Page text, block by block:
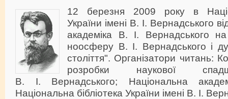
12 березня 2009 року в
України імені В. І. Вернадського
академіка В. І. Вернадського
ноосферу В. І. Вернадського і
століття". Організатори читань:
розробки наукової
В. І. Вернадського; Національна
Національна бібліотека України імені В. І.